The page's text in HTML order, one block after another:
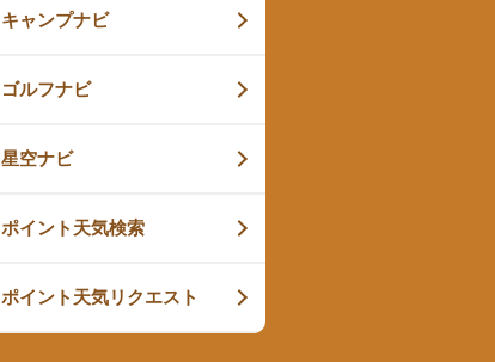
キャンプナビ
ゴルフナビ
星空ナビ
ポイント天気検索
ポイント天気リクエスト